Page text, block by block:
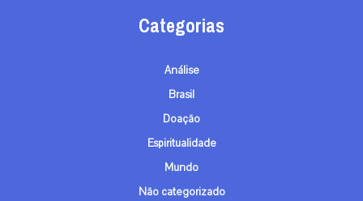
Categorias
Análise
Brasil
Doação
Espiritualidade
Mundo
Não categorizado